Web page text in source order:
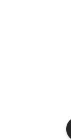
HYBEX（ハイベ